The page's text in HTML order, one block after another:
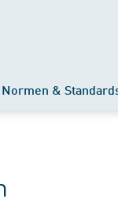
Normen &